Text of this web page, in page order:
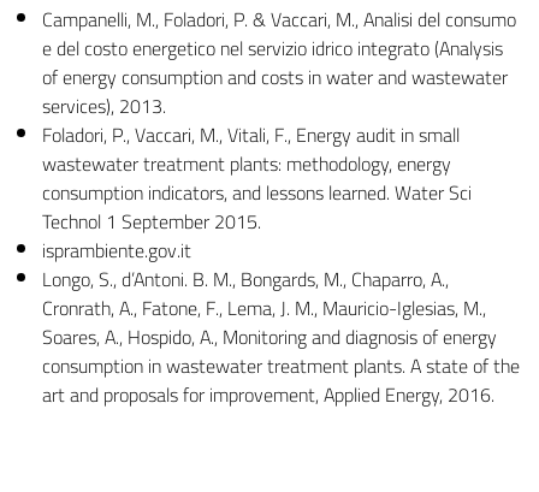
Campanelli, M., Foladori, P. & Vaccari, M., Analisi del consumo
e del costo energetico nel servizio idrico integrato (Analysis
of energy consumption and costs in water and wastewater
services), 2013.
Foladori, P., Vaccari, M., Vitali, F., Energy audit in small
wastewater treatment plants: methodology, energy
consumption indicators, and lessons learned. Water Sci
Technol 1 September 2015.
isprambiente.gov.it
Longo, S., d’Antoni. B. M., Bongards, M., Chaparro, A.,
Cronrath, A., Fatone, F., Lema, J. M., Mauricio-Iglesias, M.,
Soares, A., Hospido, A., Monitoring and diagnosis of energy
consumption in wastewater treatment plants. A state of the
art and proposals for improvement, Applied Energy, 2016.